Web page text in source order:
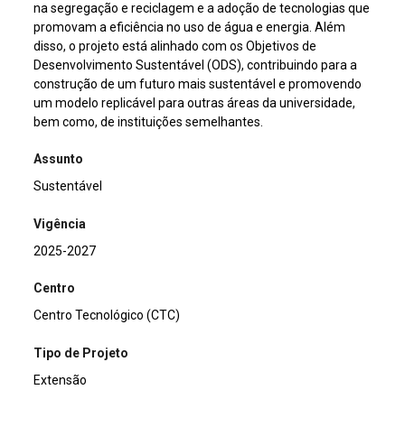
na segregação e reciclagem e a adoção de tecnologias que
promovam a eficiência no uso de água e energia. Além
disso, o projeto está alinhado com os Objetivos de
Desenvolvimento Sustentável (ODS), contribuindo para a
construção de um futuro mais sustentável e promovendo
um modelo replicável para outras áreas da universidade,
bem como, de instituições semelhantes.
Assunto
Sustentável
Vigência
2025-2027
Centro
Centro Tecnológico (CTC)
Tipo de Projeto
Extensão